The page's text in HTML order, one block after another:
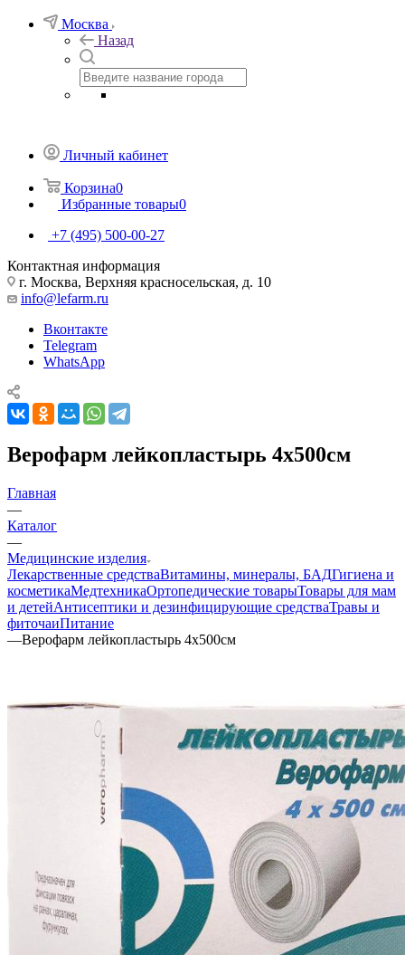
Москва
Назад
Личный кабинет
Корзина0
Избранные товары0
+7 (495) 500-00-27
Контактная информация
г. Москва, Верхняя красносельская, д. 10
info@lefarm.ru
Вконтакте
Telegram
WhatsApp
Верофарм лейкопластырь 4х500см
Главная
—
Каталог
—
Медицинские изделия
Лекарственные средстваВитамины, минералы, БАДГигиена и
косметикаМедтехникаОртопедические товарыТовары для мам
и детейАнтисептики и дезинфицирующие средстваТравы и
фиточаиПитание
—Верофарм лейкопластырь 4х500см